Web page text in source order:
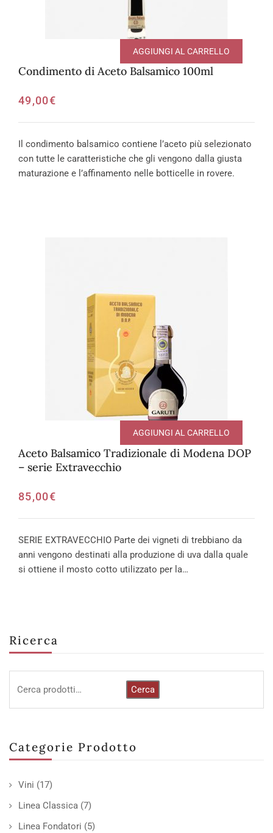
Ricerca
Cerca
Categorie Prodotto
Vini (17)
Linea Classica (7)
Linea Fondatori (5)
Condimento di Aceto Balsamico 100ml
49,00€
AGGIUNGI AL CARRELLO
Il condimento balsamico contiene l’aceto più selezionato
con tutte le caratteristiche che gli vengono dalla giusta
maturazione e l’affinamento nelle botticelle in rovere.
Aceto Balsamico Tradizionale di Modena DOP
– serie Extravecchio
85,00€
AGGIUNGI AL CARRELLO
SERIE EXTRAVECCHIO Parte dei vigneti di trebbiano da
anni vengono destinati alla produzione di uva dalla quale
si ottiene il mosto cotto utilizzato per la…